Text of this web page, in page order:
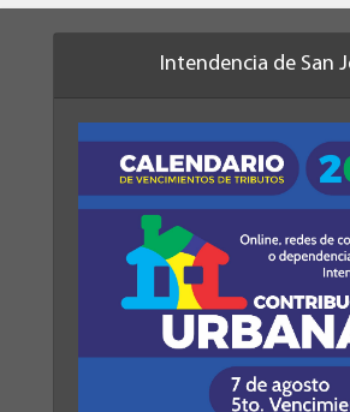
Intendencia de San